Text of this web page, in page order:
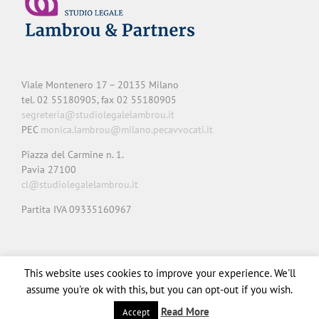
Viale Montenero 17 – 20135 Milano
tel. 02 55180905, fax 02 55180905
segreteria@studiolegalelambrou.it
PEC monica.lambrou@milano.pecavvocati.it
Piazza del Carmine n. 1.
Pavia 27100
cl@studiolegalelambrou.it
Partita IVA 09335160967
Privacy Cookie Note legali Credits
This website uses cookies to improve your experience. We'll
assume you're ok with this, but you can opt-out if you wish.
Accept Read More